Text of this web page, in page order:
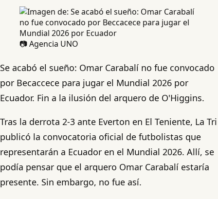
📷 Agencia UNO
Se acabó el sueño: Omar Carabalí no fue convocado
por Becaccece para jugar el Mundial 2026 por
Ecuador. Fin a la ilusión del arquero de O'Higgins.
Tras la derrota 2-3 ante Everton en El Teniente, La Tri
publicó la convocatoria oficial de futbolistas que
representarán a Ecuador en el Mundial 2026. Allí, se
podía pensar que el arquero Omar Carabalí estaría
presente. Sin embargo, no fue así.